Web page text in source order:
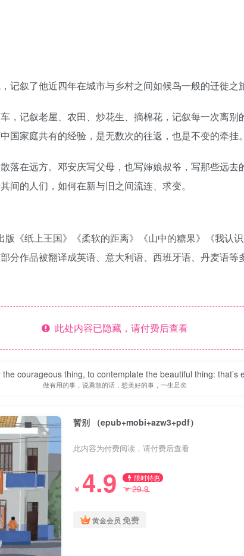
记叙了他近四年在城市与乡村之间如候鸟一般的迁徙之
，记叙老屋、农田、炒花生、摘棉花，记叙每一次离别
国家庭共有的经验，是无数次的往返，也是不变的牵挂。
落在远方。邓安庆写父母，也写婶娘叔爷，写那些远
间的人们，如何在新与旧之间流连、求变。
《纸上王国》《柔软的距离》《山中的糖果》《我认
分作品被翻译成英语、意大利语、西班牙语、丹麦语等
此处内容已隐藏，请付费后查看
courageous thing, to contemplate the beautiful thing: that’s
做有用的事，说勇敢的话，想美好的事，一生足矣
暂别 （epub+mobi+azw3+pdf）
此内容为付费阅读，请付费后查看
￥ 4.9 限时特惠
￥29.9
黄金会员 免费